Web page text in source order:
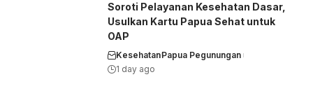
Soroti Pelayanan Kesehatan Dasar,
Usulkan Kartu Papua Sehat untuk
OAP
KesehatanPapua Pegunungan
1 day ago